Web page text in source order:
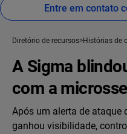
Entre em contato
Diretório de recursos Histórias de
A Sigma
com a
Após um alerta de ataque
ganhou visibilidade,